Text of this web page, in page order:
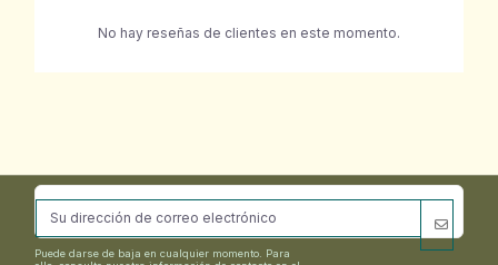
No hay reseñas de clientes en este momento.
Puede darse de baja en cualquier momento. Para